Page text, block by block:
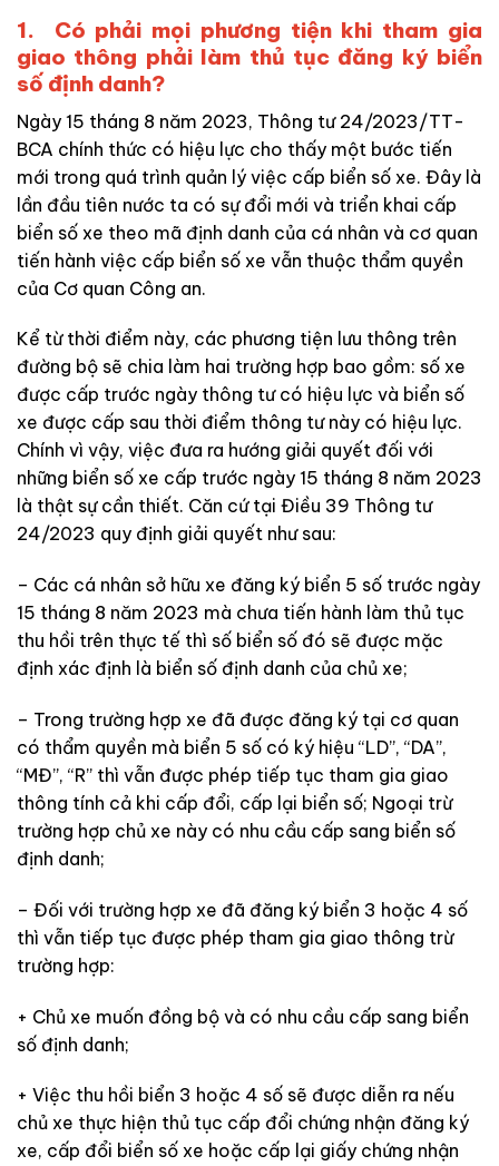
1. Có phải mọi phương tiện khi tham gia
giao thông phải làm thủ tục đăng ký biển
số định danh?
Ngày 15 tháng 8 năm 2023, Thông tư 24/2023/TT-
BCA chính thức có hiệu lực cho thấy một bước tiến
mới trong quá trình quản lý việc cấp biển số xe. Đây là
lần đầu tiên nước ta có sự đổi mới và triển khai cấp
biển số xe theo mã định danh của cá nhân và cơ quan
tiến hành việc cấp biển số xe vẫn thuộc thẩm quyền
của Cơ quan Công an.
Kể từ thời điểm này, các phương tiện lưu thông trên
đường bộ sẽ chia làm hai trường hợp bao gồm: số xe
được cấp trước ngày thông tư có hiệu lực và biển số
xe được cấp sau thời điểm thông tư này có hiệu lực.
Chính vì vậy, việc đưa ra hướng giải quyết đối với
những biển số xe cấp trước ngày 15 tháng 8 năm 2023
là thật sự cần thiết. Căn cứ tại Điều 39 Thông tư
24/2023 quy định giải quyết như sau:
– Các cá nhân sở hữu xe đăng ký biển 5 số trước ngày
15 tháng 8 năm 2023 mà chưa tiến hành làm thủ tục
thu hồi trên thực tế thì số biển số đó sẽ được mặc
định xác định là biển số định danh của chủ xe;
– Trong trường hợp xe đã được đăng ký tại cơ quan
có thẩm quyền mà biển 5 số có ký hiệu “LD”, “DA”,
“MĐ”, “R” thì vẫn được phép tiếp tục tham gia giao
thông tính cả khi cấp đổi, cấp lại biển số; Ngoại trừ
trường hợp chủ xe này có nhu cầu cấp sang biển số
định danh;
– Đối với trường hợp xe đã đăng ký biển 3 hoặc 4 số
thì vẫn tiếp tục được phép tham gia giao thông trừ
trường hợp:
+ Chủ xe muốn đồng bộ và có nhu cầu cấp sang biển
số định danh;
+ Việc thu hồi biển 3 hoặc 4 số sẽ được diễn ra nếu
chủ xe thực hiện thủ tục cấp đổi chứng nhận đăng ký
xe, cấp đổi biển số xe hoặc cấp lại giấy chứng nhận